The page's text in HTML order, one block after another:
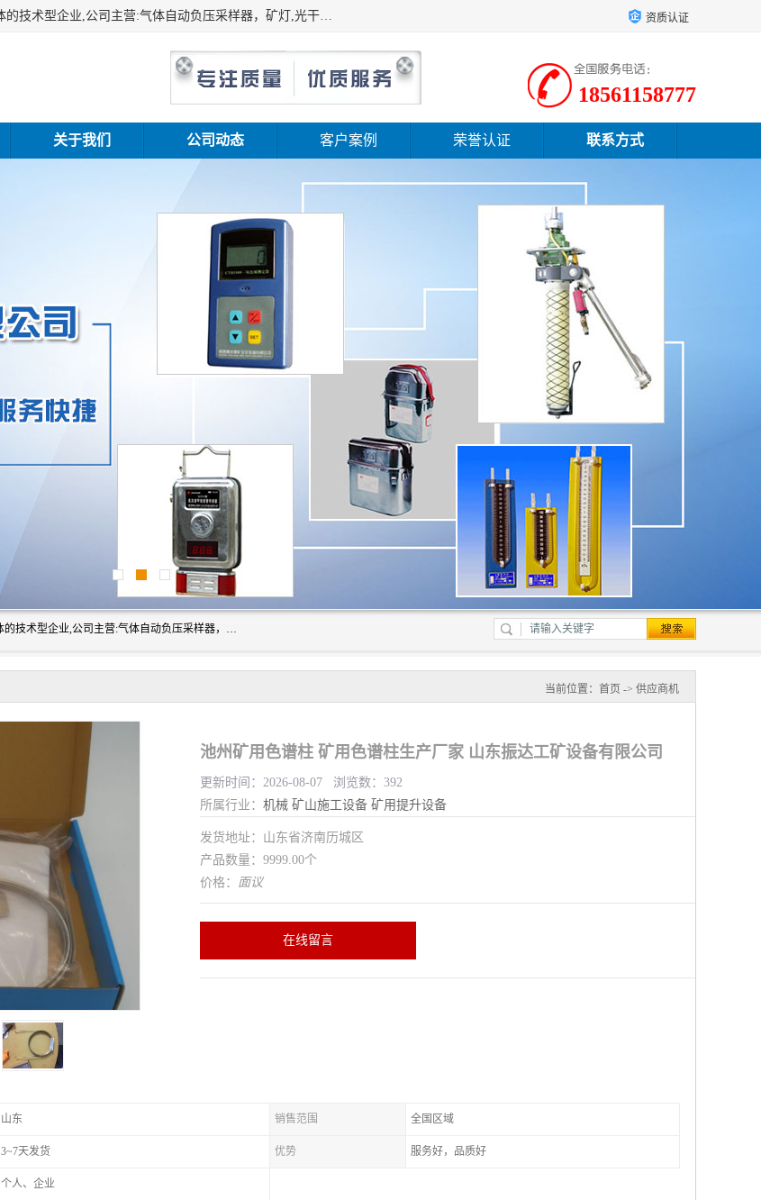
山东振达工矿设备有限公司是集科研开发、生产加工、电子商务为一体的技术型企业,公司主营:气体自动负压采样器，矿灯,光干涉甲烷测定器及其校验仪,甲烷报警仪及其校验装置,甲烷传感器校验装置,粉尘校验装置,煤尘爆炸校验装置,高压水表,三点测径规,圆型规,钢规磨耗仪,第四种检查器,内距尺,轮径尺,样板等铁路配件仪表,矿用设备等产品. 资质认证
18561158777
关于我们 公司动态 客户案例 荣誉认证 联系方式
山东振达工矿设备有限公司是集科研开发、生产加工、电子商务为一体的技术型企业,公司主营:气体自动负压采样器，矿灯,光干涉甲烷测定器及其校验仪,甲烷报警仪及其校验装置,甲烷传感器校验装置,粉尘校验装置,煤尘爆炸校验装置,高压水表,三点测径规,圆型规,钢规磨耗仪,第四种检查器,内距尺,轮径尺,样板等铁路配件仪表,矿用设备等产品.
当前位置： 首页 -> 供应商机
池州矿用色谱柱 矿用色谱柱生产厂家 山东振达工矿设备有限公司
更新时间：2026-08-07 浏览数：392
所属行业： 机械 矿山施工设备 矿用提升设备
发货地址：山东省济南历城区
产品数量：9999.00个
价格： 面议
在线留言
山东 销售范围 全国区域
3~7天发货 优势 服务好，品质好
个人、企业